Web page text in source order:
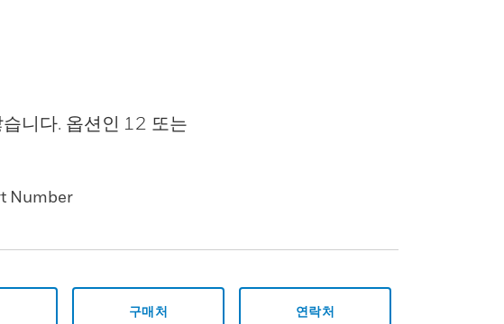
니다. 옵션인 12 또는
Number
구매처 연락처